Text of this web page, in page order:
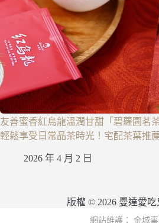
友善蜜香紅烏龍溫潤甘甜「碧蘿園茗
輕鬆享受日常品茶時光！宅配茶葉推
2026 年 4 月 2 日
版權 © 2026 曼達愛吃
網站維護： 金城